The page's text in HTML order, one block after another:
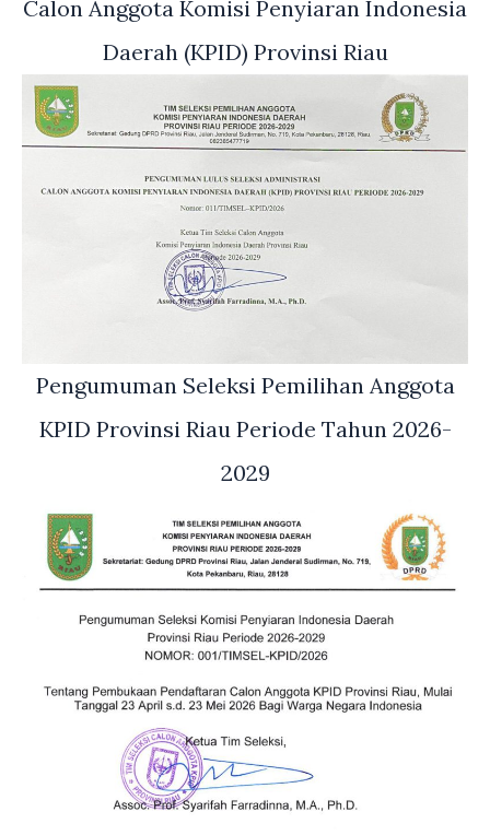
Calon Anggota Komisi Penyiaran Indonesia
Daerah (KPID) Provinsi Riau
Pengumuman Seleksi Pemilihan Anggota
KPID Provinsi Riau Periode Tahun 2026-
2029